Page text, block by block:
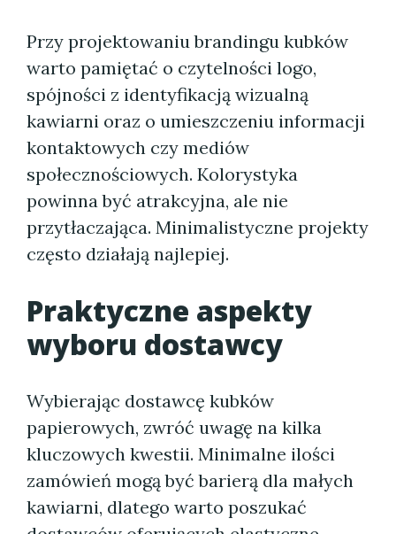
Przy projektowaniu brandingu kubków
warto pamiętać o czytelności logo,
spójności z identyfikacją wizualną
kawiarni oraz o umieszczeniu informacji
kontaktowych czy mediów
społecznościowych. Kolorystyka
powinna być atrakcyjna, ale nie
przytłaczająca. Minimalistyczne projekty
często działają najlepiej.
Praktyczne aspekty
wyboru dostawcy
Wybierając dostawcę kubków
papierowych, zwróć uwagę na kilka
kluczowych kwestii. Minimalne ilości
zamówień mogą być barierą dla małych
kawiarni, dlatego warto poszukać